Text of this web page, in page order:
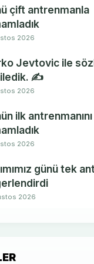
çift antrenmanla
2026
Jevtovic ile
✍️
2026
ilk antrenmanını
2026
günü tek
2026